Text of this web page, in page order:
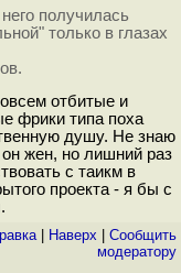
получилась
только в глазах
отбитые и
фрики типа поха
душу. Не знаю
жен, но лишний раз
с таикм в
проекта - я бы с
| Наверх
Cообщить
модератору